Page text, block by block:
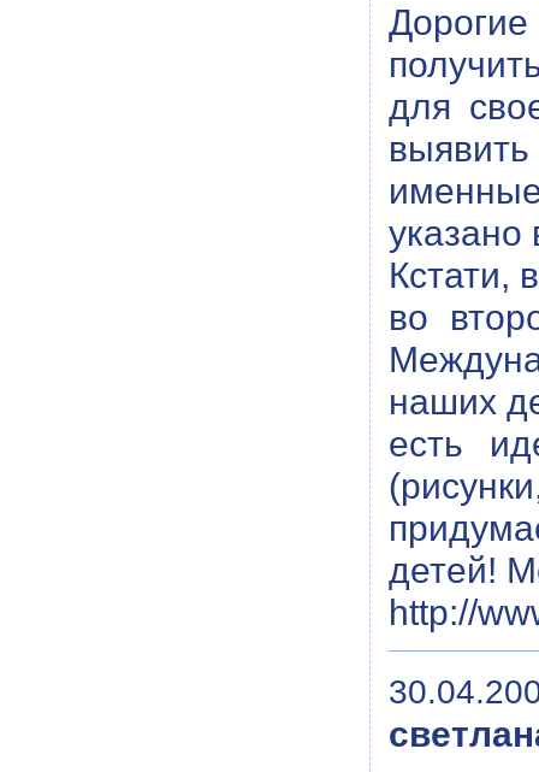
для
указано
Кстати,
во
наших
есть
детей!
http://